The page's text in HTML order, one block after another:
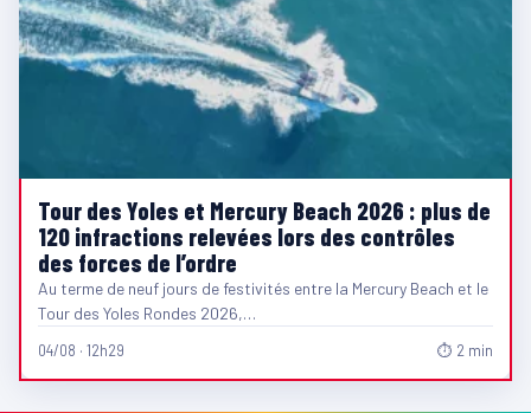
Tour des Yoles et Mercury Beach 2026 : plus de
120 infractions relevées lors des contrôles
des forces de l’ordre
Au terme de neuf jours de festivités entre la Mercury Beach et le
Tour des Yoles Rondes 2026,…
04/08 · 12h29 ⏱ 2 min